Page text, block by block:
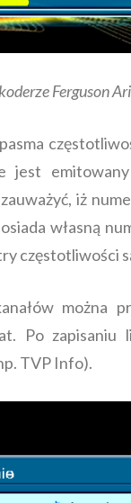
Ferguson
jest
iż
własną
częstotliwości
można
Po
TVP Info).